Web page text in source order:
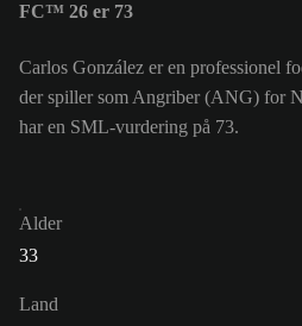
FC™ 26 er 73
Carlos González er en professionel
der spiller som Angriber (ANG) for
har en SML-vurdering på 73.
Alder
33
Land